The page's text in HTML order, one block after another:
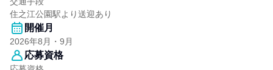
住之江公園駅より送迎あり
開催月
2026年8月・9月
応募資格